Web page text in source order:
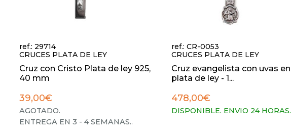
ref.: 29714
CRUCES PLATA DE LEY
Cruz con Cristo Plata de ley 925,
40 mm
39,00€
AGOTADO.
ENTREGA EN 3 - 4 SEMANAS..
ref.: CR-0053
CRUCES PLATA DE LEY
Cruz evangelista con uvas en
plata de ley - 1...
478,00€
DISPONIBLE. ENVIO 24 HORAS.